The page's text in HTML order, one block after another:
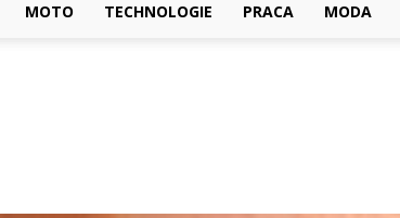
MOTO TECHNOLOGIE PRACA MODA